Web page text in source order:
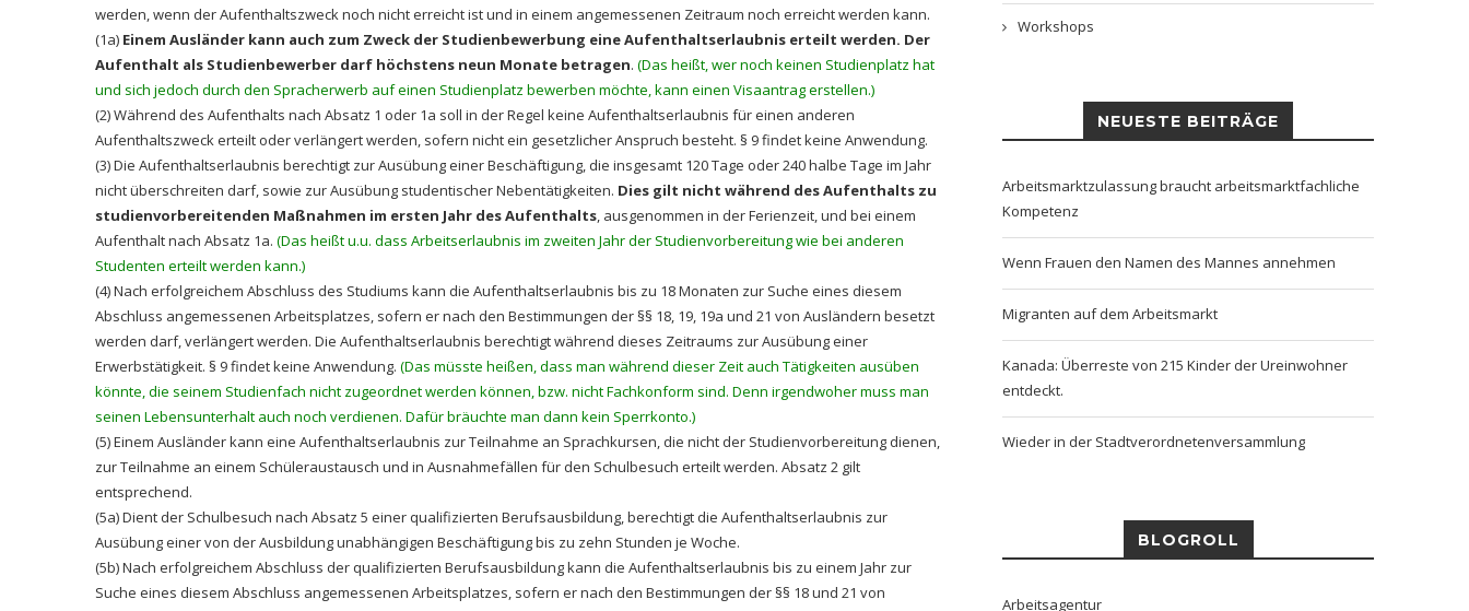
werden, wenn der Aufenthaltszweck noch nicht erreicht ist und in einem angemessenen Zeitraum noch erreicht werden kann.
(1a) Einem Ausländer kann auch zum Zweck der Studienbewerbung eine Aufenthaltserlaubnis erteilt werden. Der
Aufenthalt als Studienbewerber darf höchstens neun Monate betragen. (Das heißt, wer noch keinen Studienplatz hat
und sich jedoch durch den Spracherwerb auf einen Studienplatz bewerben möchte, kann einen Visaantrag erstellen.)
(2) Während des Aufenthalts nach Absatz 1 oder 1a soll in der Regel keine Aufenthaltserlaubnis für einen anderen
Aufenthaltszweck erteilt oder verlängert werden, sofern nicht ein gesetzlicher Anspruch besteht. § 9 findet keine Anwendung.
(3) Die Aufenthaltserlaubnis berechtigt zur Ausübung einer Beschäftigung, die insgesamt 120 Tage oder 240 halbe Tage im Jahr
nicht überschreiten darf, sowie zur Ausübung studentischer Nebentätigkeiten. Dies gilt nicht während des Aufenthalts zu
studienvorbereitenden Maßnahmen im ersten Jahr des Aufenthalts, ausgenommen in der Ferienzeit, und bei einem
Aufenthalt nach Absatz 1a. (Das heißt u.u. dass Arbeitserlaubnis im zweiten Jahr der Studienvorbereitung wie bei anderen
Studenten erteilt werden kann.)
(4) Nach erfolgreichem Abschluss des Studiums kann die Aufenthaltserlaubnis bis zu 18 Monaten zur Suche eines diesem
Abschluss angemessenen Arbeitsplatzes, sofern er nach den Bestimmungen der §§ 18, 19, 19a und 21 von Ausländern besetzt
werden darf, verlängert werden. Die Aufenthaltserlaubnis berechtigt während dieses Zeitraums zur Ausübung einer
Erwerbstätigkeit. § 9 findet keine Anwendung. (Das müsste heißen, dass man während dieser Zeit auch Tätigkeiten ausüben
könnte, die seinem Studienfach nicht zugeordnet werden können, bzw. nicht Fachkonform sind. Denn irgendwoher muss man
seinen Lebensunterhalt auch noch verdienen. Dafür bräuchte man dann kein Sperrkonto.)
(5) Einem Ausländer kann eine Aufenthaltserlaubnis zur Teilnahme an Sprachkursen, die nicht der Studienvorbereitung dienen,
zur Teilnahme an einem Schüleraustausch und in Ausnahmefällen für den Schulbesuch erteilt werden. Absatz 2 gilt
entsprechend.
(5a) Dient der Schulbesuch nach Absatz 5 einer qualifizierten Berufsausbildung, berechtigt die Aufenthaltserlaubnis zur
Ausübung einer von der Ausbildung unabhängigen Beschäftigung bis zu zehn Stunden je Woche.
(5b) Nach erfolgreichem Abschluss der qualifizierten Berufsausbildung kann die Aufenthaltserlaubnis bis zu einem Jahr zur
Suche eines diesem Abschluss angemessenen Arbeitsplatzes, sofern er nach den Bestimmungen der §§ 18 und 21 von
Workshops
NEUESTE BEITRÄGE
Arbeitsmarktzulassung braucht arbeitsmarktfachliche
Kompetenz
Wenn Frauen den Namen des Mannes annehmen
Migranten auf dem Arbeitsmarkt
Kanada: Überreste von 215 Kinder der Ureinwohner
entdeckt.
Wieder in der Stadtverordnetenversammlung
BLOGROLL
Arbeitsagentur